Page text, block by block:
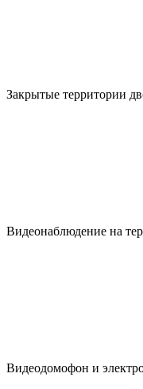
Закрытые территории
Видеонаблюдение на
Видеодомофон и